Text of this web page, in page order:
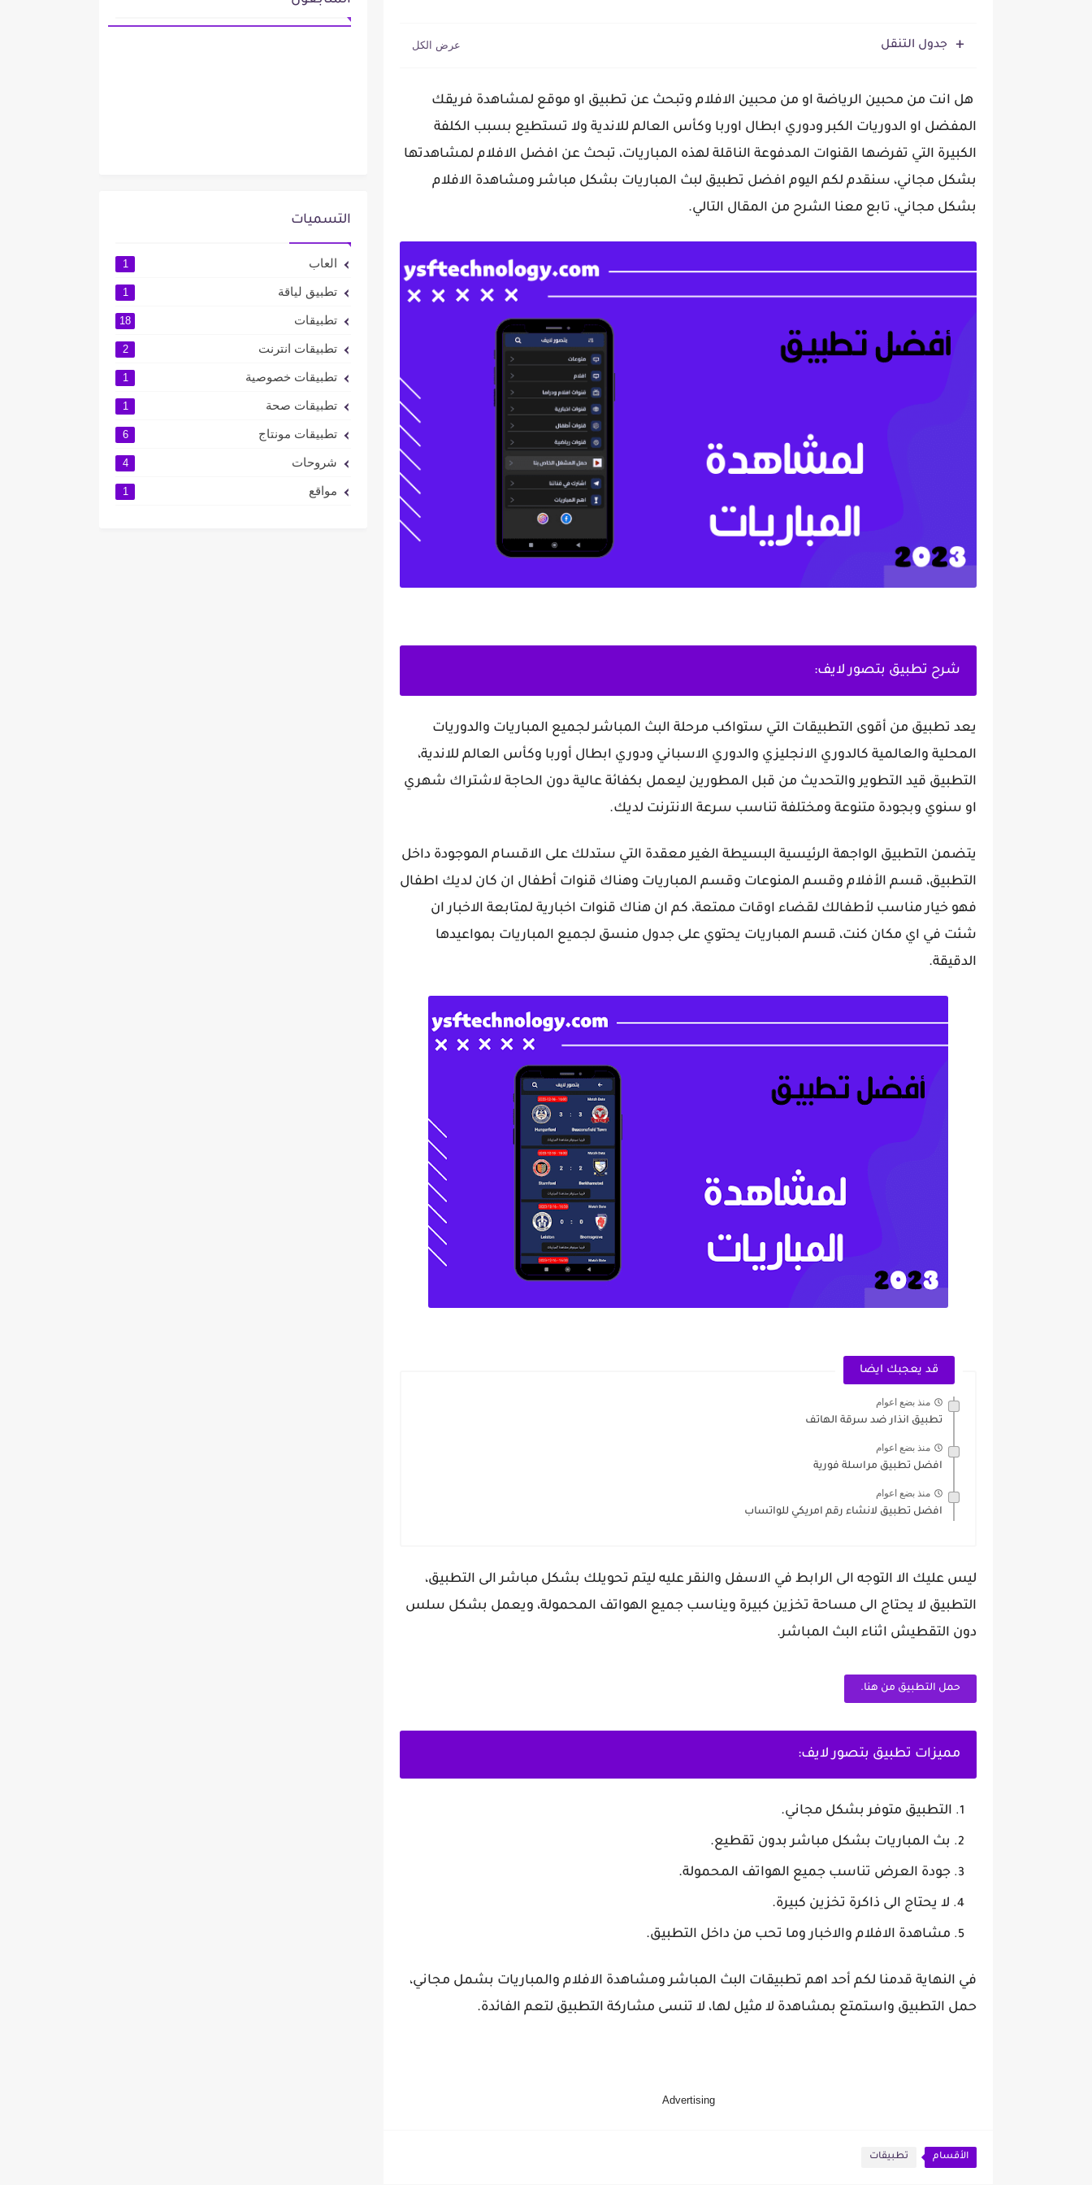
جدول التنقل
هل انت من محبين الرياضة او من محبين الافلام وتبحث عن تطبيق او موقع لمشاهدة فريقك
المفضل او الدوريات الكبر ودوري ابطال اوربا وكأس العالم للاندية ولا تستطيع بسبب الكلفة
الكبيرة التي تفرضها القنوات المدفوعة الناقلة لهذه المباريات، تبحث عن افضل الافلام لمشاهدتها
بشكل مجاني، سنقدم لكم اليوم افضل تطبيق لبث المباريات بشكل مباشر ومشاهدة الافلام
بشكل مجاني، تابع معنا الشرح من المقال التالي.
شرح تطبيق بتصور لايف:
يعد تطبيق من أقوى التطبيقات التي ستواكب مرحلة البث المباشر لجميع المباريات والدوريات
المحلية والعالمية كالدوري الانجليزي والدوري الاسباني ودوري ابطال أوربا وكأس العالم للاندية،
التطبيق قيد التطوير والتحديث من قبل المطورين ليعمل بكفائة عالية دون الحاجة لاشتراك شهري
او سنوي وبجودة متنوعة ومختلفة تناسب سرعة الانترنت لديك.
يتضمن التطبيق الواجهة الرئيسية البسيطة الغير معقدة التي ستدلك على الاقسام الموجودة داخل
التطبيق، قسم الأفلام وقسم المنوعات وقسم المباريات وهناك قنوات أطفال ان كان لديك اطفال
فهو خيار مناسب لأطفالك لقضاء اوقات ممتعة، كم ان هناك قنوات اخبارية لمتابعة الاخبار ان
شئت في اي مكان كنت، قسم المباريات يحتوي على جدول منسق لجميع المباريات بمواعيدها
الدقيقة.
قد يعجبك ايضا
منذ بضع اعوام
تطبيق انذار ضد سرقة الهاتف
منذ بضع اعوام
افضل تطبيق مراسلة فورية
منذ بضع اعوام
افضل تطبيق لانشاء رقم امريكي للواتساب
ليس عليك الا التوجه الى الرابط في الاسفل والنقر عليه ليتم تحويلك بشكل مباشر الى التطبيق،
التطبيق لا يحتاج الى مساحة تخزين كبيرة ويناسب جميع الهواتف المحمولة، ويعمل بشكل سلس
دون التقطيش اثناء البث المباشر.
حمل التطبيق من هنا.
مميزات تطبيق بتصور لايف:
التطبيق متوفر بشكل مجاني.
بث المباريات بشكل مباشر بدون تقطيع.
جودة العرض تناسب جميع الهواتف المحمولة.
لا يحتاج الى ذاكرة تخزين كبيرة.
مشاهدة الافلام والاخبار وما تحب من داخل التطبيق.
في النهاية قدمنا لكم أحد اهم تطبيقات البث المباشر ومشاهدة الافلام والمباريات بشمل مجاني،
حمل التطبيق واستمتع بمشاهدة لا مثيل لها، لا تنسى مشاركة التطبيق لتعم الفائدة.
Advertising
الأقسام تطبيقات
التسميات
العاب 1
تطبيق لياقة 1
تطبيقات 18
تطبيقات انترنت 2
تطبيقات خصوصية 1
تطبيقات صحة 1
تطبيقات مونتاج 6
شروحات 4
مواقع 1